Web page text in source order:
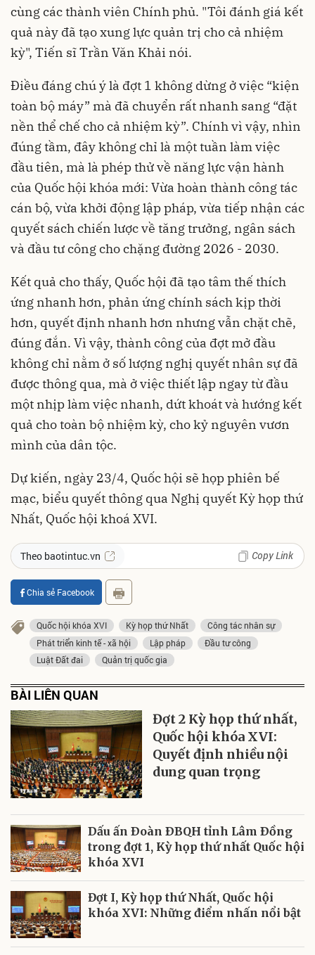
cùng các thành viên Chính phủ. "Tôi đánh giá kết
quả này đã tạo xung lực quản trị cho cả nhiệm
kỳ", Tiến sĩ Trần Văn Khải nói.
Điều đáng chú ý là đợt 1 không dừng ở việc “kiện
toàn bộ máy” mà đã chuyển rất nhanh sang “đặt
nền thể chế cho cả nhiệm kỳ”. Chính vì vậy, nhìn
đúng tầm, đây không chỉ là một tuần làm việc
đầu tiên, mà là phép thử về năng lực vận hành
của Quốc hội khóa mới: Vừa hoàn thành công tác
cán bộ, vừa khởi động lập pháp, vừa tiếp nhận các
quyết sách chiến lược về tăng trưởng, ngân sách
và đầu tư công cho chặng đường 2026 - 2030.
Kết quả cho thấy, Quốc hội đã tạo tâm thế thích
ứng nhanh hơn, phản ứng chính sách kịp thời
hơn, quyết định nhanh hơn nhưng vẫn chặt chẽ,
đúng đắn. Vì vậy, thành công của đợt mở đầu
không chỉ nằm ở số lượng nghị quyết nhân sự đã
được thông qua, mà ở việc thiết lập ngay từ đầu
một nhịp làm việc nhanh, dứt khoát và hướng kết
quả cho toàn bộ nhiệm kỳ, cho kỷ nguyên vươn
mình của dân tộc.
Dự kiến, ngày 23/4, Quốc hội sẽ họp phiên bế
mạc, biểu quyết thông qua Nghị quyết Kỳ họp thứ
Nhất, Quốc hội khoá XVI.
Theo baotintuc.vn Copy Link
Chia sẻ Facebook
Quốc hội khóa XVI Kỳ họp thứ Nhất
Công tác nhân sự
Phát triển kinh tế - xã hội
Lập pháp
Đầu tư công
Luật Đất đai
Quản trị quốc gia
BÀI LIÊN QUAN
Đợt 2 Kỳ họp thứ nhất,
Quốc hội khóa XVI:
Quyết định nhiều nội
dung quan trọng
Dấu ấn Ðoàn ÐBQH tỉnh Lâm Ðồng
trong đợt 1, Kỳ họp thứ nhất Quốc hội
khóa XVI
Đợt I, Kỳ họp thứ Nhất, Quốc hội
khóa XVI: Những điểm nhấn nổi bật